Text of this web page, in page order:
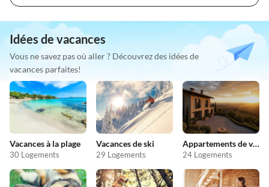
Idées de vacances
Vous ne savez pas où aller ? Découvrez des idées de
vacances parfaites!
Vacances à la plage
30 Logements
Vacances de ski
29 Logements
Appartements de vacances pas chers
24 Logements